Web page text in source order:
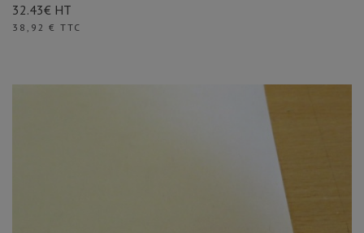
32.43€ HT
Prix
38,92 € TTC